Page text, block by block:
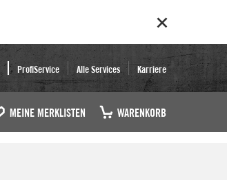
ProfiService Alle Services Karriere
MEINE MERKLISTEN WARENKORB